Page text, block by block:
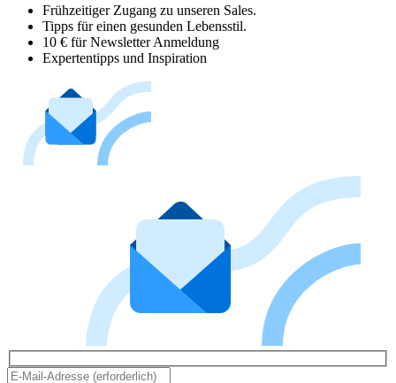
Frühzeitiger Zugang zu unseren Sales.
Tipps für einen gesunden Lebensstil.
10 € für Newsletter Anmeldung
Expertentipps und Inspiration